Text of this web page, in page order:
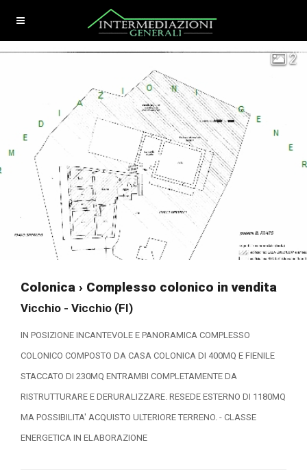
2
Colonica › Complesso colonico in vendita
Vicchio - Vicchio (FI)
IN POSIZIONE INCANTEVOLE E PANORAMICA COMPLESSO
COLONICO COMPOSTO DA CASA COLONICA DI 400MQ E FIENILE
STACCATO DI 230MQ ENTRAMBI COMPLETAMENTE DA
RISTRUTTURARE E DERURALIZZARE. RESEDE ESTERNO DI 1180MQ
MA POSSIBILITA' ACQUISTO ULTERIORE TERRENO. - CLASSE
ENERGETICA IN ELABORAZIONE